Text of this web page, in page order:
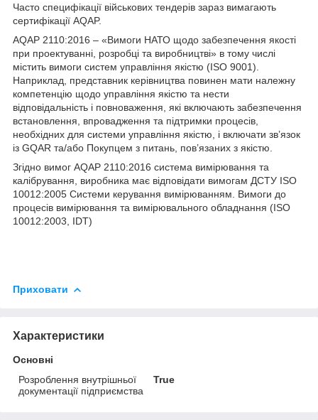
Часто специфікації військових тендерів зараз вимагають
сертифікації AQAP.
AQAP 2110:2016 – «Вимоги НАТО щодо забезпечення якості
при проектуванні, розробці та виробництві» в тому числі
містить вимоги систем управління якістю (ISO 9001).
Наприклад, представник керівництва повинен мати належну
компетенцію щодо управління якістю та нести
відповідальність і повноваження, які включають забезпечення
встановлення, впровадження та підтримки процесів,
необхідних для системи управління якістю, і включати зв’язок
із GQAR та/або Покупцем з питань, пов’язаних з якістю.
Згідно вимог AQAP 2110:2016 система вимірювання та
калібрування, виробника має відповідати вимогам ДСТУ ISO
10012:2005 Системи керування вимірюванням. Вимоги до
процесів вимірювання та вимірювального обладнання (ІSO
10012:2003, ІDT)
Приховати
Характеристики
Основні
Розроблення внутрішньої
документації підприємства
True